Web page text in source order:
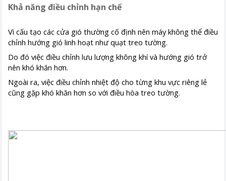
Khả năng điều chỉnh hạn chế
Vì cấu tạo các cửa gió thường cố định nên máy không thể điều
chỉnh hướng gió linh hoạt như quạt treo tường.
Do đó việc điều chỉnh lưu lượng không khí và hướng gió trở
nên khó khăn hơn.
Ngoài ra, việc điều chỉnh nhiệt độ cho từng khu vực riêng lẻ
cũng gặp khó khăn hơn so với điều hòa treo tường.